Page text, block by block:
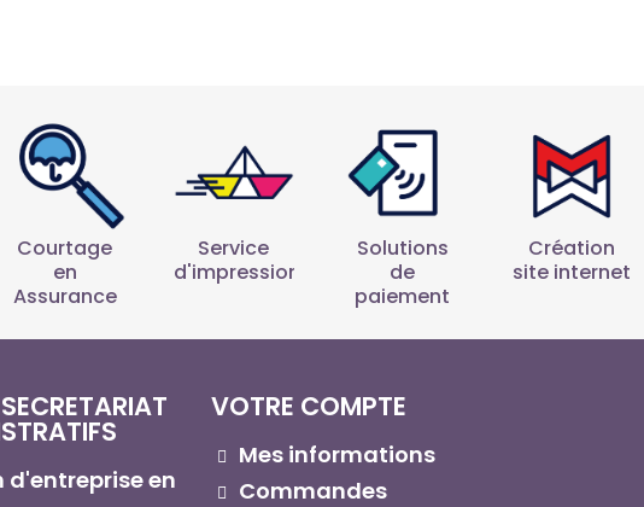
Courtage
en
Assurance
Service
d'impression
Solutions
de
paiement
Création
site internet
d'entreprise en
VOTRE COMPTE
Mes informations
Commandes